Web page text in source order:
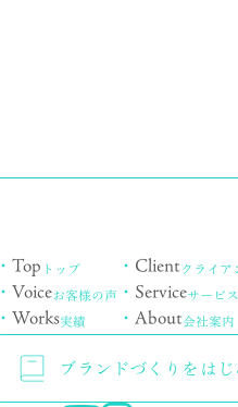
・Top トップ
・Voiceお客様の声
・Works実績
・ Clientクライア
・ Serviceサービス
・About会社案内
ブランドづくりをは